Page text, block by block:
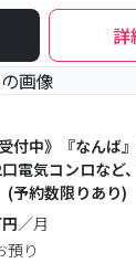
詳
付中》『なんば
電気コンロなど
(予約数限りあり)
／月
預り